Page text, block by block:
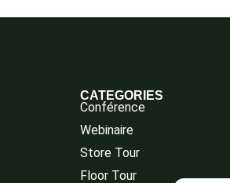
CATEGORIES
Conférence
Webinaire
Store Tour
Floor Tour